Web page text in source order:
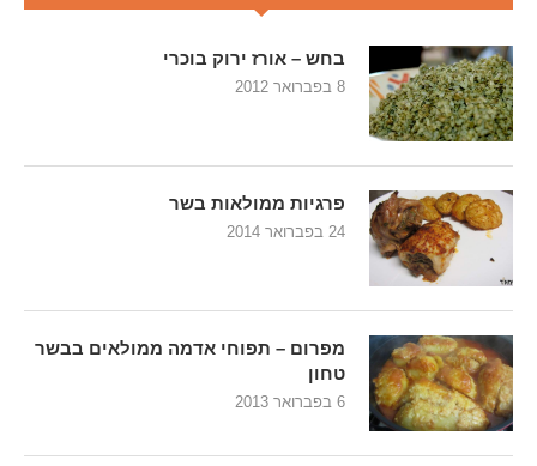
בחש – אורז ירוק בוכרי
8 בפברואר 2012
פרגיות ממולאות בשר
24 בפברואר 2014
מפרום – תפוחי אדמה ממולאים בבשר
טחון
6 בפברואר 2013